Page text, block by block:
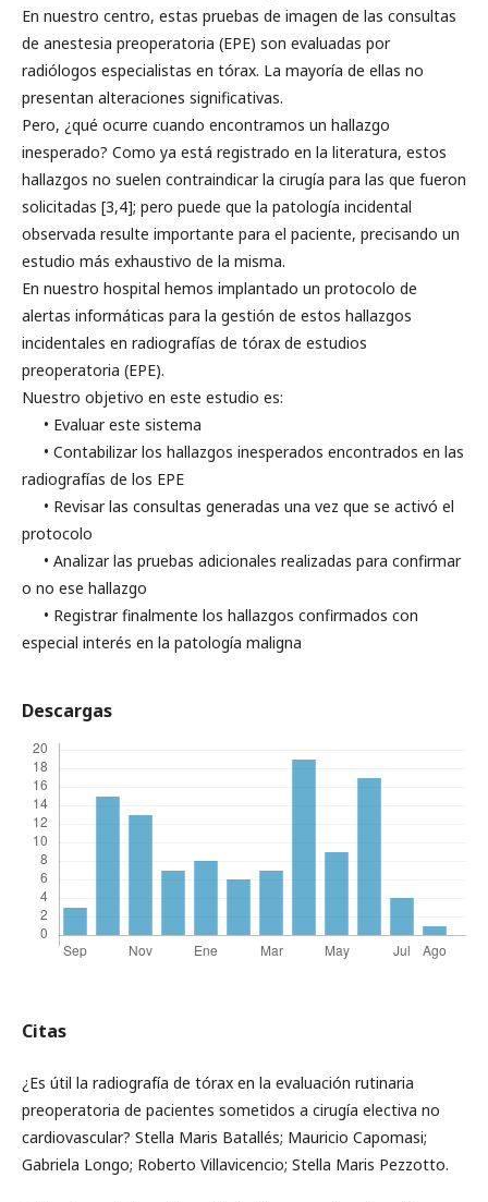
En nuestro centro, estas pruebas de imagen de las consultas
de anestesia preoperatoria (EPE) son evaluadas por
radiólogos especialistas en tórax. La mayoría de ellas no
presentan alteraciones significativas.
Pero, ¿qué ocurre cuando encontramos un hallazgo
inesperado? Como ya está registrado en la literatura, estos
hallazgos no suelen contraindicar la cirugía para las que fueron
solicitadas [3,4]; pero puede que la patología incidental
observada resulte importante para el paciente, precisando un
estudio más exhaustivo de la misma.
En nuestro hospital hemos implantado un protocolo de
alertas informáticas para la gestión de estos hallazgos
incidentales en radiografías de tórax de estudios
preoperatoria (EPE).
Nuestro objetivo en este estudio es:
• Evaluar este sistema
• Contabilizar los hallazgos inesperados encontrados en las
radiografías de los EPE
• Revisar las consultas generadas una vez que se activó el
protocolo
• Analizar las pruebas adicionales realizadas para confirmar
o no ese hallazgo
• Registrar finalmente los hallazgos confirmados con
especial interés en la patología maligna
Descargas
Citas
¿Es útil la radiografía de tórax en la evaluación rutinaria
preoperatoria de pacientes sometidos a cirugía electiva no
cardiovascular? Stella Maris Batallés; Mauricio Capomasi;
Gabriela Longo; Roberto Villavicencio; Stella Maris Pezzotto.